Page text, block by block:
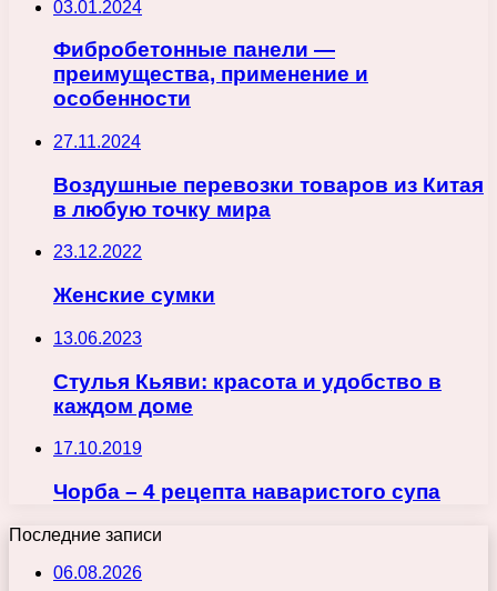
03.01.2024
Фибробетонные панели —
преимущества, применение и
особенности
27.11.2024
Воздушные перевозки товаров из Китая
в любую точку мира
23.12.2022
Женские сумки
13.06.2023
Стулья Кьяви: красота и удобство в
каждом доме
17.10.2019
Чорба – 4 рецепта наваристого супа
Последние записи
06.08.2026